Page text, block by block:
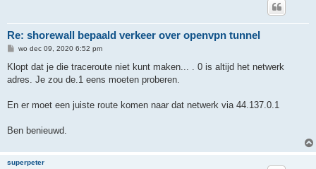
Re: shorewall bepaald verkeer over openvpn tunnel
B
r
c
wo dec 09, 2020 6:52 pm
Klopt dat je die traceroute niet kunt maken... . 0 is altijd het netwerk
adres. Je zou de.1 eens moeten proberen.
En er moet een juiste route komen naar dat netwerk via 44.137.0.1
Ben benieuwd.
superpeter